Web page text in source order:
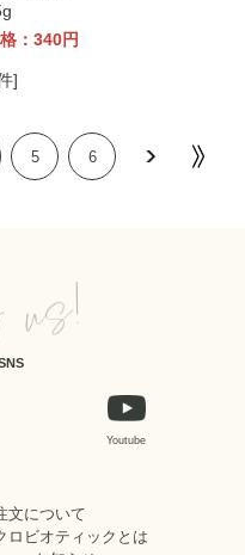
：340円
]
5 6
Youtube
文について
ロビオティックとは